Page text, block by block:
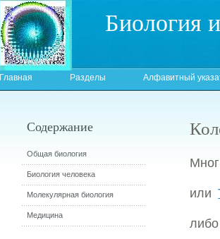
Биология
Главная Разделы Алфавитный
или
Содержание
Общая биология
Биология человека
Молекулярная биология
Медицина